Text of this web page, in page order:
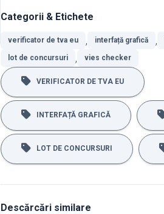
Categorii & Etichete
verificator de tva eu , interfață grafică ,
lot de concursuri , vies checker
VERIFICATOR DE TVA EU
INTERFAȚĂ GRAFICĂ
LOT DE CONCURSURI
Descărcări similare